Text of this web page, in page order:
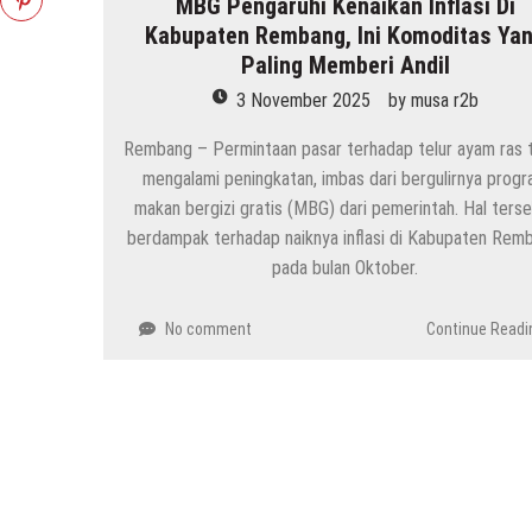
Kabupaten Rembang, Ini Komoditas
Paling Memberi Andil
3 November 2025 by musa r2b
Rembang – Permintaan pasar terhadap telur ayam ras
mengalami peningkatan, imbas dari bergulirnya
makan bergizi gratis (MBG) dari pemerintah. Hal
berdampak terhadap naiknya inflasi di Kabupaten
pada bulan Oktober.
No comment Continue